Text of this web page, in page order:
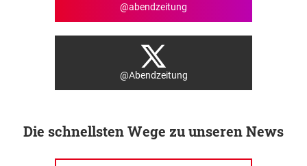
@abendzeitung
@Abendzeitung
Die schnellsten Wege zu unseren News